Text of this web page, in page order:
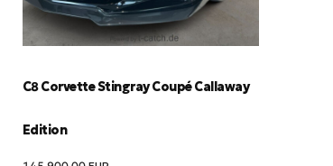
C8 Corvette Stingray Coupé Callaway
Edition